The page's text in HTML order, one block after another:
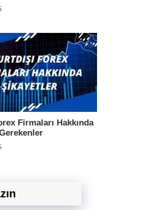
Firmaları Hakkında